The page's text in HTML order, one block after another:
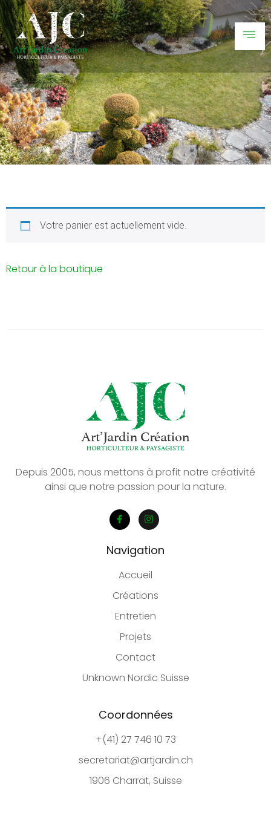
Votre panier est actuellement vide.
Retour à la boutique
Depuis 2005, nous mettons à profit notre créativité
ainsi que notre passion pour la nature.
Navigation
Accueil
Créations
Entretien
Projets
Contact
Unknown Nordic Suisse
Coordonnées
+(41) 27 746 10 73
secretariat@artjardin.ch
1906 Charrat, Suisse